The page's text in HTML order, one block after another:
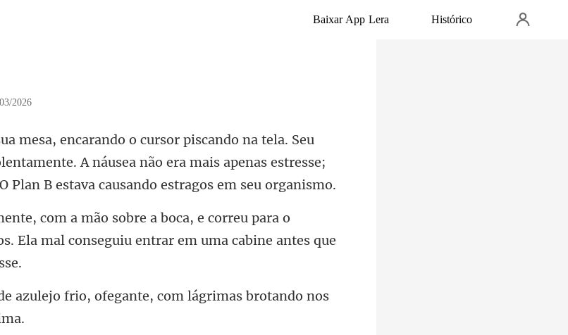
Baixar App Lera Histórico
2026
A náusea não era mais apenas estresse;
orreu para o
Ela mal conseguiu
frio, ofegante, com lágrimas brotan